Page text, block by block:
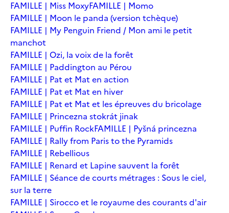
FAMILLE | Miss MoxyFAMILLE | Momo
FAMILLE | Moon le panda (version tchèque)
FAMILLE | My Penguin Friend / Mon ami le petit
manchot
FAMILLE | Ozi, la voix de la forêt
FAMILLE | Paddington au Pérou
FAMILLE | Pat et Mat en action
FAMILLE | Pat et Mat en hiver
FAMILLE | Pat et Mat et les épreuves du bricolage
FAMILLE | Princezna stokrát jinak
FAMILLE | Puffin RockFAMILLE | Pyšná princezna
FAMILLE | Rally from Paris to the Pyramids
FAMILLE | Rebellious
FAMILLE | Renard et Lapine sauvent la forêt
FAMILLE | Séance de courts métrages : Sous le ciel,
sur la terre
FAMILLE | Sirocco et le royaume des courants d'air